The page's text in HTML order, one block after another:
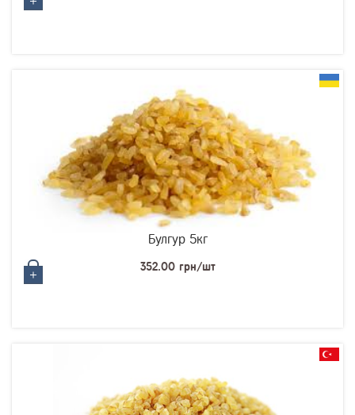
Булгур 5кг
352.00 грн/шт